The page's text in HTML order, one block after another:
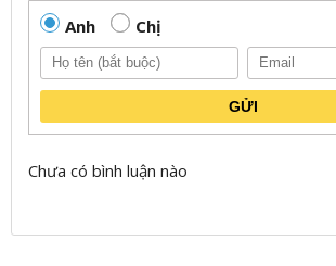
Anh Chị
GỬI
Chưa có bình luận nào